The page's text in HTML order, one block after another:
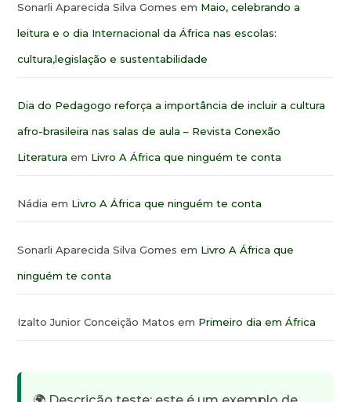
Sonarli Aparecida Silva Gomes em Maio, celebrando a
leitura e o dia Internacional da África nas escolas:
cultura,legislação e sustentabilidade
Dia do Pedagogo reforça a importância de incluir a cultura
afro-brasileira nas salas de aula – Revista Conexão
Literatura em Livro A África que ninguém te conta
Nádia em Livro A África que ninguém te conta
Sonarli Aparecida Silva Gomes em Livro A África que
ninguém te conta
Izalto Junior Conceição Matos em Primeiro dia em África